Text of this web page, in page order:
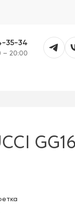
35-34
– 20:00